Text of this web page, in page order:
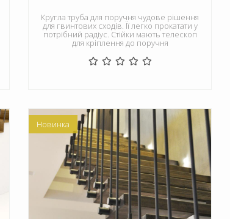
Кругла труба для поручня чудове рішення
для гвинтових сходів. Її легко прокатати у
потрібний радіус. Стійки мають телескоп
для кріплення до поручня
Новинка